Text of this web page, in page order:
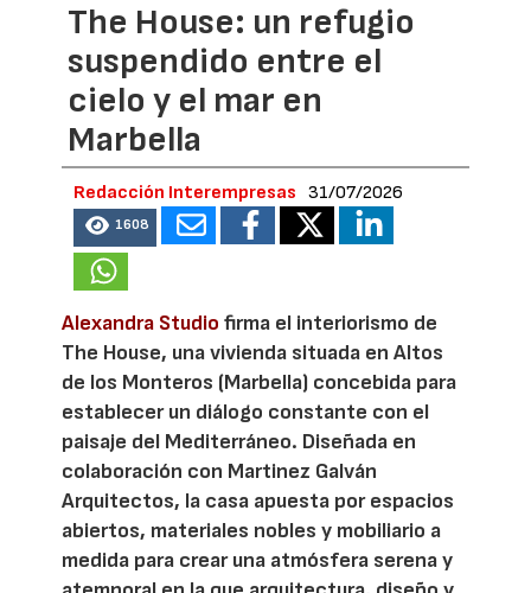
The House: un refugio
suspendido entre el
cielo y el mar en
Marbella
Redacción Interempresas 31/07/2026
1608
Alexandra Studio firma el interiorismo de
The House, una vivienda situada en Altos
de los Monteros (Marbella) concebida para
establecer un diálogo constante con el
paisaje del Mediterráneo. Diseñada en
colaboración con Martinez Galván
Arquitectos, la casa apuesta por espacios
abiertos, materiales nobles y mobiliario a
medida para crear una atmósfera serena y